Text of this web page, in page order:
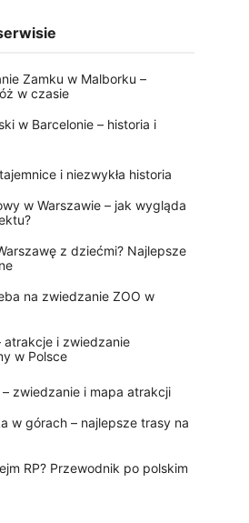
Zamku w Malborku –
w czasie
w Barcelonie – historia i
i niezwykła historia
w Warszawie – jak wygląda
z dziećmi? Najlepsze
na zwiedzanie ZOO w
atrakcje i zwiedzanie
w Polsce
zwiedzanie i mapa atrakcji
w górach – najlepsze trasy na
RP? Przewodnik po polskim